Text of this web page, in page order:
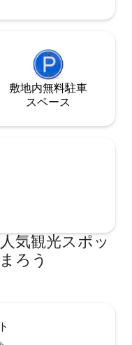
敷地内無料駐⁠車
ス⁠ペ⁠ー⁠ス
気観光スポッ
ろう